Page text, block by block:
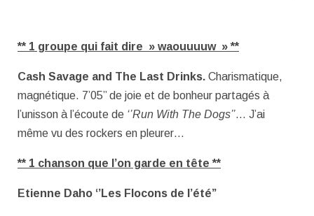
** 1 groupe qui fait dire » waouuuuw » **
Cash Savage and The Last Drinks. Charismatique,
magnétique. 7’05’’ de joie et de bonheur partagés à
l’unisson à l’écoute de ‘’Run With The Dogs’’… J’ai
même vu des rockers en pleurer…
** 1 chanson que l’on garde en tête **
Etienne Daho ‘’Les Flocons de l’été’’